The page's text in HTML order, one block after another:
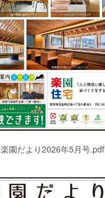
楽園だより2026年5月号.pdf